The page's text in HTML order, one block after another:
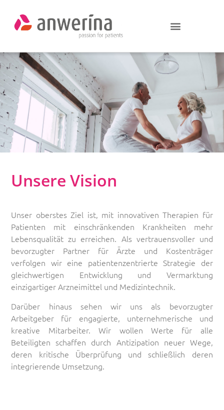
Unsere Vision
Unser oberstes Ziel ist, mit innovativen Therapien für
Patienten mit einschränkenden Krankheiten mehr
Lebensqualität zu erreichen. Als vertrauensvoller und
bevorzugter Partner für Ärzte und Kostenträger
verfolgen wir eine patientenzentrierte Strategie der
gleichwertigen Entwicklung und Vermarktung
einzigartiger Arzneimittel und Medizintechnik.
Darüber hinaus sehen wir uns als bevorzugter
Arbeitgeber für engagierte, unternehmerische und
kreative Mitarbeiter. Wir wollen Werte für alle
Beteiligten schaffen durch Antizipation neuer Wege,
deren kritische Überprüfung und schließlich deren
integrierende Umsetzung.